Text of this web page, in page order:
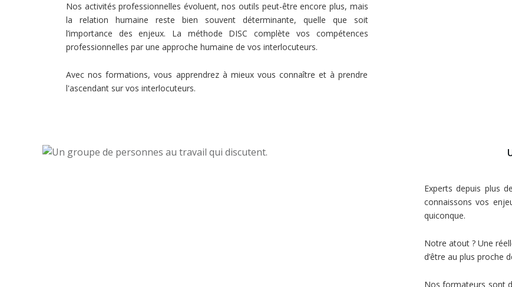
Nos activités professionnelles évoluent, nos outils peut-être encore plus, mais
la relation humaine reste bien souvent déterminante, quelle que soit
l’importance des enjeux. La méthode DISC complète vos compétences
professionnelles par une approche humaine de vos interlocuteurs.
Avec nos formations, vous apprendrez à mieux vous connaître et à prendre
l'ascendant sur vos interlocuteurs.
Experts depuis plus
connaissons vos
quiconque.
Notre atout ? Une
d’être au plus proche
Nos formateurs sont